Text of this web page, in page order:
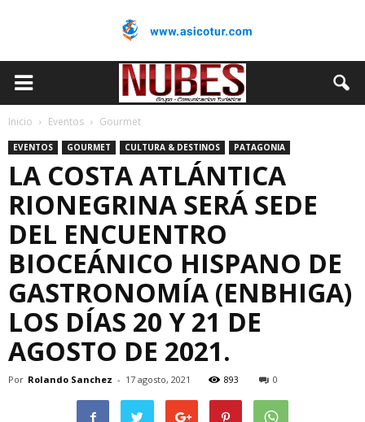
Inicio Eventos Gourmet
EVENTOS GOURMET CULTURA & DESTINOS PATAGONIA
LA COSTA ATLÁNTICA
RIONEGRINA SERÁ SEDE
DEL ENCUENTRO
BIOCEÁNICO HISPANO DE
GASTRONOMÍA (ENBHIGA)
LOS DÍAS 20 Y 21 DE
AGOSTO DE 2021.
Por Rolando Sanchez - 17 agosto, 2021 893 0